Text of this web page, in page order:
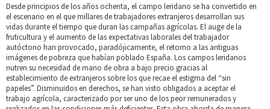
Desde principios de los años ochenta, el campo leridano se ha convertido en
el escenario en el que millares de trabajadores extranjeros desarrollan sus
vidas durante el tiempo que duran las campañas agrícolas. El auge de la
fruticultura y el aumento de las expectativas laborales del trabajador
autóctono han provocado, paradójicamente, el retorno a las antiguas
imágenes de pobreza que habían poblado España. Los campos leridanos
nutren su necesidad de mano de obra a bajo precio gracias al
establecimiento de extranjeros sobre los que recae el estigma del “sin
papeles”. Disminuidos en derechos, se han visto obligados a aceptar el
trabajo agrícola, caracterizado por ser uno de los peor remunerados y